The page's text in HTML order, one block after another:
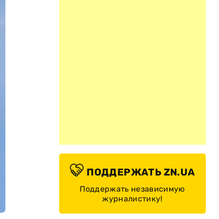
ПОДДЕРЖАТЬ ZN.UA
Поддержать независимую
журналистику!